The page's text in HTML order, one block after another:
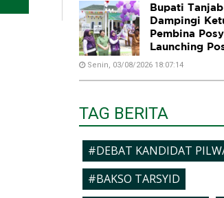
Bupati
Dampingi
Pembina
Launching
Senin, 03/08/2026 18:07:14
TAG BERITA
#DEBAT KANDIDAT
#BAKSO TARSYID